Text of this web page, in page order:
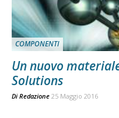
COMPONENTI
Un nuovo
Solutions
Di Redazione 25 Maggio 2016